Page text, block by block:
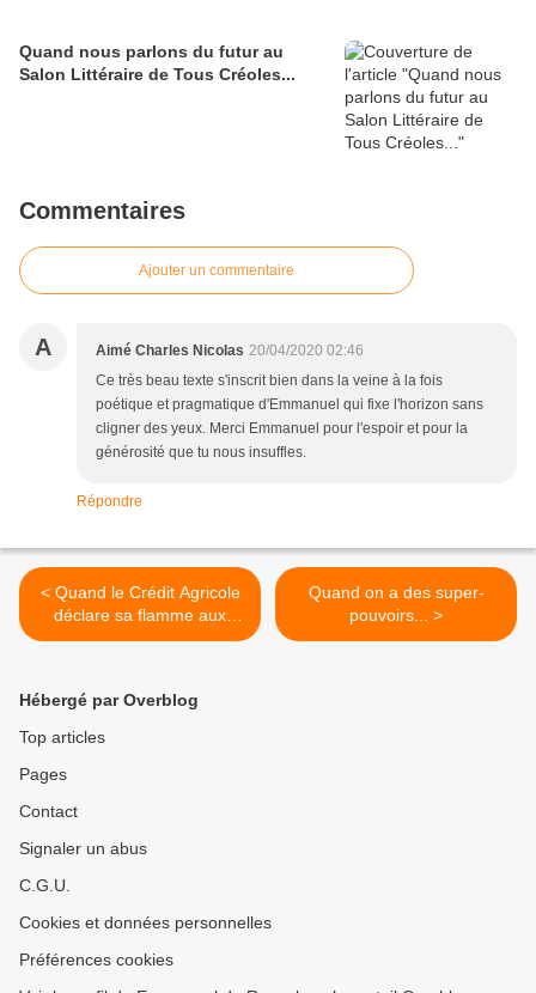
Quand nous parlons du futur au
Salon Littéraire de Tous Créoles...
Commentaires
Ajouter un commentaire
A Aimé Charles Nicolas 20/04/2020 02:46
Ce très beau texte s'inscrit bien dans la veine à la fois
poétique et pragmatique d'Emmanuel qui fixe l'horizon sans
cligner des yeux. Merci Emmanuel pour l'espoir et pour la
générosité que tu nous insuffles.
Répondre
< Quand le Crédit Agricole
déclare sa flamme aux
Français...
Quand on a des super-
pouvoirs... >
Hébergé par Overblog
Top articles
Pages
Contact
Signaler un abus
C.G.U.
Cookies et données personnelles
Préférences cookies